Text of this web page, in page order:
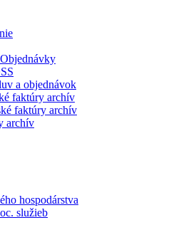
a objednávok
faktúry archív
faktúry archív
archív
hospodárstva
služieb